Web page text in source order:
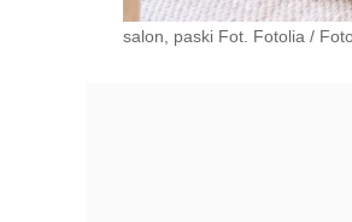
salon, paski Fot. Fotolia /